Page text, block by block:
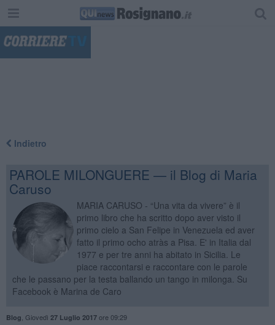
Indietro
PAROLE MILONGUERE — il Blog di Maria
Caruso
MARIA CARUSO - “Una vita da vivere” è il
primo libro che ha scritto dopo aver visto il
primo cielo a San Felipe in Venezuela ed aver
fatto il primo ocho atràs a Pisa. E' in Italia dal
1977 e per tre anni ha abitato in Sicilia. Le
piace raccontarsi e raccontare con le parole
che le passano per la testa ballando un tango in milonga. Su
Facebook è Marina de Caro
Blog Giovedì 27 Luglio 2017ore 09:29